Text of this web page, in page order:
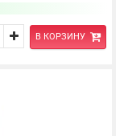
В КОРЗИНУ